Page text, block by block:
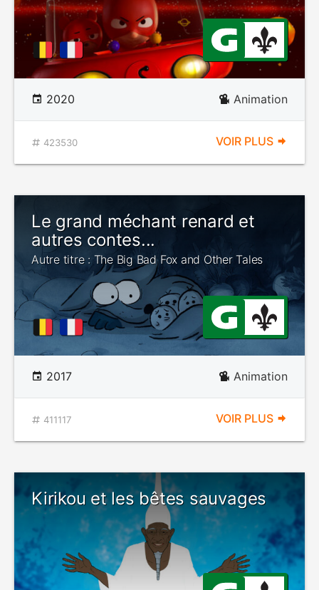
2020 Animation
423530 VOIR PLUS
Le grand méchant renard et
autres contes...
Autre titre : The Big Bad Fox and Other Tales
2017 Animation
411117 VOIR PLUS
Kirikou et les bêtes sauvages